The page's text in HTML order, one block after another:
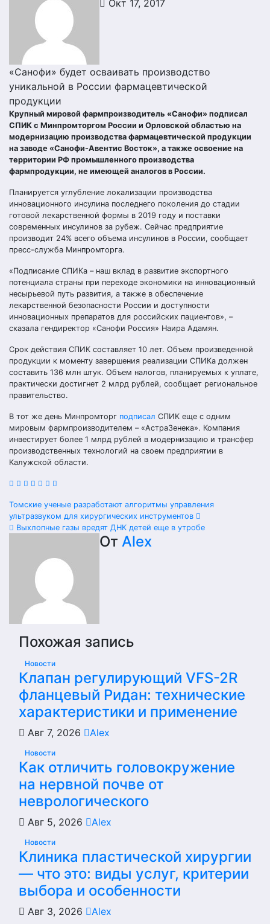
Окт 17, 2017
«Санофи» будет осваивать производство
уникальной в России фармацевтической
продукции
Крупный мировой фармпроизводитель «Санофи» подписал
СПИК с Минпромторгом России и Орловской областью на
модернизацию производства фармацевтической продукции
на заводе «Санофи-Авентис Восток», а также освоение на
территории РФ промышленного производства
фармпродукции, не имеющей аналогов в России.
Планируется углубление локализации производства
инновационного инсулина последнего поколения до стадии
готовой лекарственной формы в 2019 году и поставки
современных инсулинов за рубеж. Сейчас предприятие
производит 24% всего объема инсулинов в России, сообщает
пресс-служба Минпромторга.
«Подписание СПИКа – наш вклад в развитие экспортного
потенциала страны при переходе экономики на инновационный
несырьевой путь развития, а также в обеспечение
лекарственной безопасности России и доступности
инновационных препаратов для российских пациентов», –
сказала гендиректор «Санофи Россия» Наира Адамян.
Срок действия СПИК составляет 10 лет. Объем произведенной
продукции к моменту завершения реализации СПИКа должен
составить 136 млн штук. Объем налогов, планируемых к уплате,
практически достигнет 2 млрд рублей, сообщает региональное
правительство.
В тот же день Минпромторг подписал СПИК еще с одним
мировым фармпроизводителем – «АстраЗенека». Компания
инвестирует более 1 млрд рублей в модернизацию и трансфер
производственных технологий на своем предприятии в
Калужской области.
Навигация
по
записям
Томские ученые разработают алгоритмы управления
ультразвуком для хирургических инструментов
Выхлопные газы вредят ДНК детей еще в утробе
От Alex
Похожая запись
Новости
Клапан регулирующий VFS-2R
фланцевый Ридан: технические
характеристики и применение
Авг 7, 2026 Alex
Новости
Как отличить головокружение
на нервной почве от
неврологического
Авг 5, 2026 Alex
Новости
Клиника пластической хирургии
— что это: виды услуг, критерии
выбора и особенности
Авг 3, 2026 Alex